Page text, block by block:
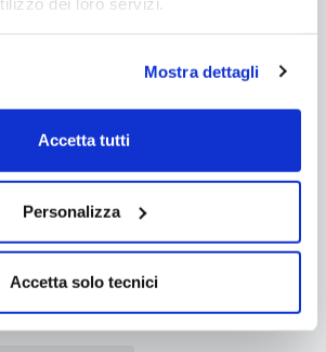
Mostra dettagli
Accetta tutti
Personalizza
Accetta solo tecnici
di contattarci?
l'informativa sullaPrivacy
promozioni e sconti riservati